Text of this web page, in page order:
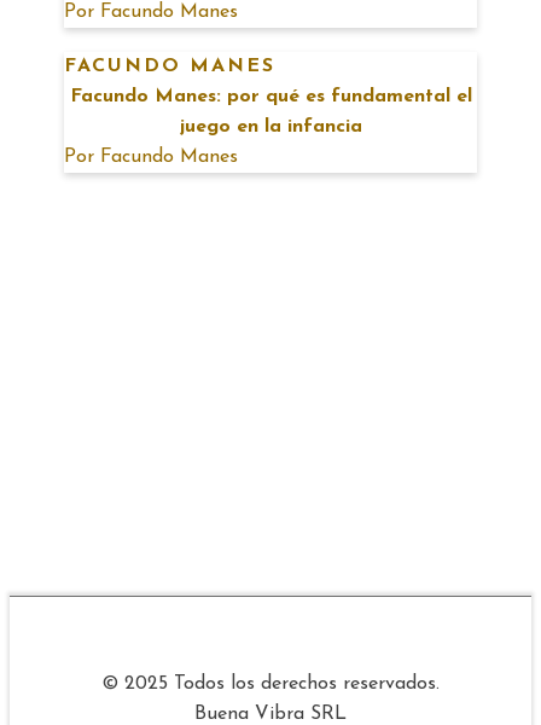
Por Facundo Manes
FACUNDO MANES
Facundo Manes: por qué es fundamental el
juego en la infancia
Por Facundo Manes
© 2025 Todos los derechos reservados.
Buena Vibra SRL